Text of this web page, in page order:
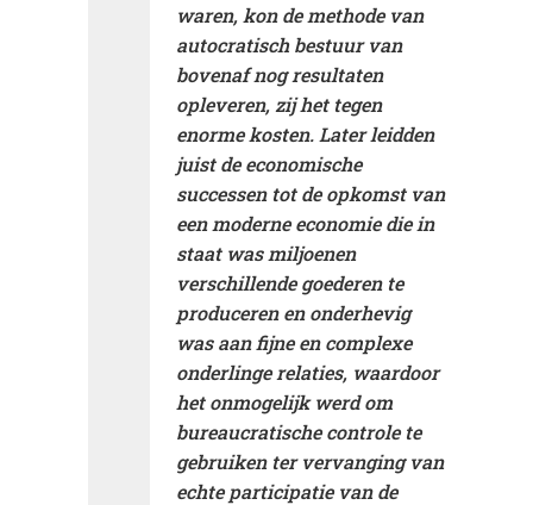
waren, kon de methode van
autocratisch bestuur van
bovenaf nog resultaten
opleveren, zij het tegen
enorme kosten. Later leidden
juist de economische
successen tot de opkomst van
een moderne economie die in
staat was miljoenen
verschillende goederen te
produceren en onderhevig
was aan fijne en complexe
onderlinge relaties, waardoor
het onmogelijk werd om
bureaucratische controle te
gebruiken ter vervanging van
echte participatie van de